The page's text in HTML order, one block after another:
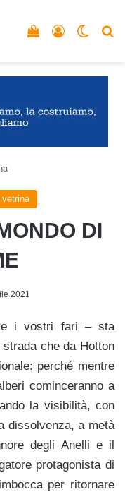
Accedi
Vedi il carrello
vetrina
DI
2021
i vostri fari – sta
che da Hotton
perché mentre
cominceranno a
la visibilità, con
dissolvenza, a metà
degli Anelli e il
protagonista di
per ritornare